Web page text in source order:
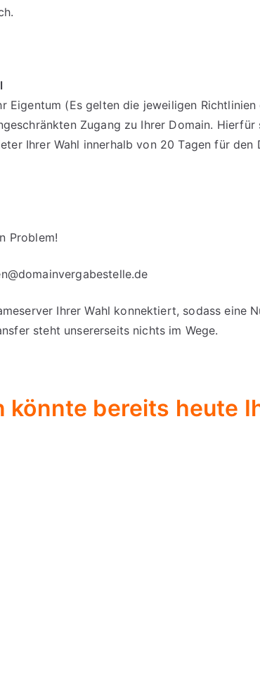
Eigentum (Es gelten die jeweiligen
Zugang zu Ihrer Domain.
Ihrer Wahl innerhalb von 20 Tagen für den
Problem!
Ihrer Wahl konnektiert, sodass eine
steht unsererseits nichts im Wege.
könnte bereits heute